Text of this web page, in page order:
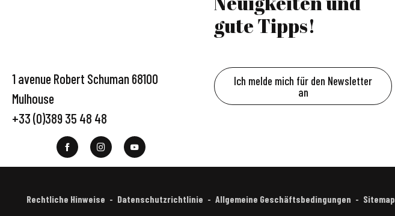
1 avenue Robert Schuman 68100
Mulhouse
+33 (0)389 35 48 48
gute Tipps!
Ich melde mich für den Newsletter
an
Rechtliche Hinweise Datenschutzrichtlinie Allgemeine Geschäftsbedingungen
Sitemap